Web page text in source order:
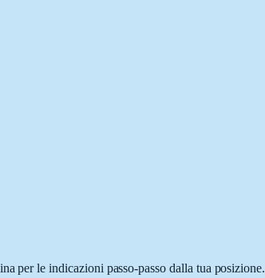
per le indicazioni passo-passo dalla tua posizione.